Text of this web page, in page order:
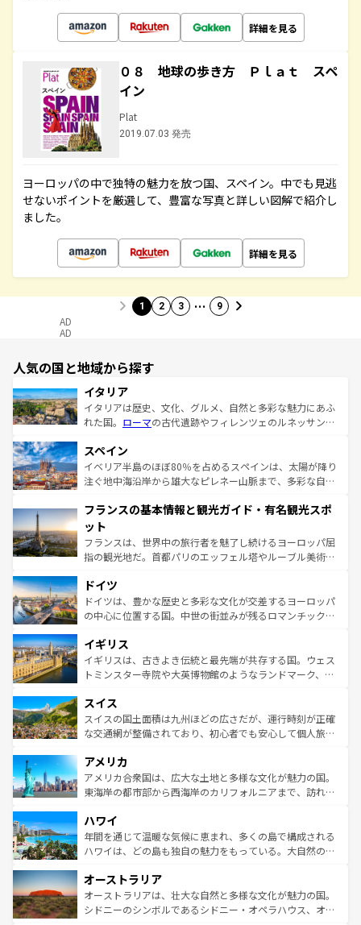
詳細を見る
０８ 地球の歩き方 Ｐｌａｔ スペ
イン
Plat
2019.07.03 発売
ヨーロッパの中で独特の魅力を放つ国、スペイン。中でも見逃
せないポイントを厳選して、豊富な写真と詳しい図解で紹介し
ました。
詳細を見る
1 2 3 … 9
AD
AD
人気の国と地域から探す
イタリア
イタリアは歴史、文化、グルメ、自然と多彩な魅力にあふ
れた国。 ローマの古代遺跡やフィレンツェのルネッサンス
ろん、トスカーナの美しい田園風景やアマルフィ海岸の絶
景など、自然景観も見逃せない。観光の合間には、本場の
ピザやパスタなど、絶品のイタリア料理を堪能することも
ませてくれるイタリアで、忘れられない旅をしてみよう！
なお、新着のイタリア情報は
しい。
スペイン
イベリア半島のほぼ80％を占めるスペインは、太陽が降り
注ぐ地中海沿岸から雄大なピレネー山脈まで、多彩な自然
文化が根付くこの国では、情熱的なフラメンコ、熱気あふ
れる闘牛、そして美味しいタパスが生活の一部となってい
る。首都マドリードの洗練された雰囲気や、バルセロナの
アートに溢れた街角から、地方では古代ローマ遺跡や中世
せる。地方によって風土や気候が異なるスペインはその個
性で訪れる人を魅了する。 なお、新着のスペイン情報は コ
ンテンツ一覧を参照してほしい。
フランスの基本情報と観光ガイド・有名観光スポ
ット
フランスは、世界中の旅行者を魅了し続けるヨーロッパ屈
指の観光地だ。首都パリのエッフェル塔やルーブル美術館
で、幅広い魅力が詰まっている。華麗な宮殿、歴史的な大
聖堂、美しいビーチ、そして豊かな自然が、訪れる者を心
から魅了する。また、フランスは美食の国としても知ら
いる。シャンパンの発祥地であるランス、プロヴァンスの
香り高いラベンダー畑など、多彩な楽しみ方が可能だ。さ
らに、パリ以外の地域にも魅力が溢れており、どの街角に
れる地方に足を運ぶとそれぞれで全く異なる文化を体験で
きるだろう。 なお、新着のフランス情報はコンテンツ一覧
を参照してほしい。
ドイツ
ドイツは、豊かな歴史と多彩な文化が交差するヨーロッパ
の中心に位置する国。中世の街並みが残るロマンチック街
顔を持つこの国は、どこを歩いても飽きることがない。ベ
ルリンの文化的活気、バイエルン州のアルプスの絶景、そ
してライン川沿いのワイン畑といった風景は必見。ビール
は、お酒好きな人にはぜひ体験してほしい。 なお、新着の
ドイツ情報はコンテンツ一覧を参照してほしい。
イギリス
イギリスは、古きよき伝統と最先端が共存する国。ウェス
トミンスター寺院や大英博物館のようなランドマーク、歴
リアごとに異なる魅力がある。また、優雅なアフタヌーン
ティー、ビール好きにはたまらない英国パブ、サッカー観
戦など、本場だからこそできる体験も豊富。イギリスを旅
ンツ一覧を参照してほしい。
スイス
スイスの国土面積は九州ほどの広さだが、運行時刻が正確
な交通網が整備されており、初心者でも安心して個人旅行
の建物がそのまま残る町や、スイスならではのユニークな
博物館もあり、アルプス観光だけでなく町歩きも満喫する
ことができる。国民の所得が高いため物価も高いが、旅行
ば市内交通費無料で観光を楽しむこともできる。 なお、新
着のスイス情報はコンテンツ一覧 を参照してほしい。
アメリカ
アメリカ合衆国は、広大な土地と多様な文化が魅力の国。
東海岸の都市部から西海岸のカリフォルニアまで、訪れる
のような巨大都市は、観光、ショッピング、エンターテイ
ンメントが詰まった刺激的なスポットだ。一方、アメリカ
西部には大自然が広がり、グランドキャニオンやイエロー
部のニューオーリンズでは、音楽と美食が融合した独特の
文化が魅力。旅行者はアメリカの各地域で異なる魅力を楽
しみながら、その多様性と豊かな歴史を感じることができ
ハワイ
年間を通じて温暖な気候に恵まれ、多くの島で構成される
ハワイは、どの島も独自の魅力をもっている。大自然の神
ワイ島は見逃せない。また、定番の観光地といえばオアフ
島だが、静かな自然を求めるならマウイ島やカウアイ島が
おすすめ。エメラルドグリーンに輝く海をはじめ、豊かな
オーストラリア
オーストラリアは、壮大な自然と多様な文化が魅力の国。
シドニーのシンボルであるシドニー・オペラハウス、オー